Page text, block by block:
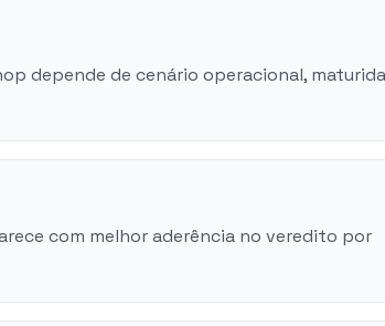
depende de cenário operacional,
com melhor aderência no veredito por